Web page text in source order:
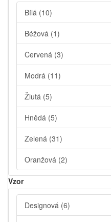
Bílá (10)
Béžová (1)
Červená (3)
Modrá (11)
Žlutá (5)
Hnědá (5)
Zelená (31)
Oranžová (2)
Vzor
Designová (6)